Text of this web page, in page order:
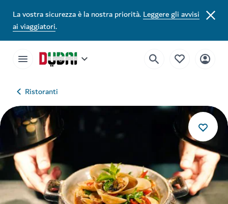
La vostra sicurezza è la nostra priorità.Leggere gli avvisi
ai viaggiatori.
Ristoranti